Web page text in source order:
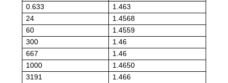
0.633
1.463
24
1.4568
60
1.4559
300
1.46
667
1.46
1000
1.4650
3191
1.466